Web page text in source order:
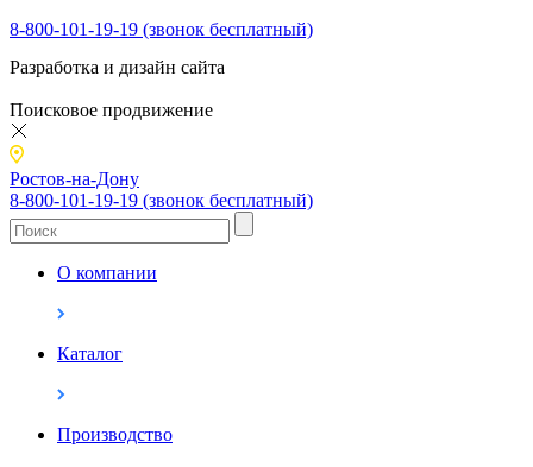
8-800-101-19-19 (звонок бесплатный)
Разработка и дизайн сайта
Поисковое продвижение
Ростов-на-Дону
8-800-101-19-19 (звонок бесплатный)
О компании
Каталог
Производство